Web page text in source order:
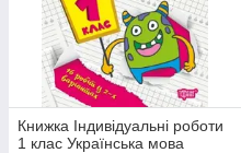
Книжка Індивідуальні роботи
1 клас Українська мова